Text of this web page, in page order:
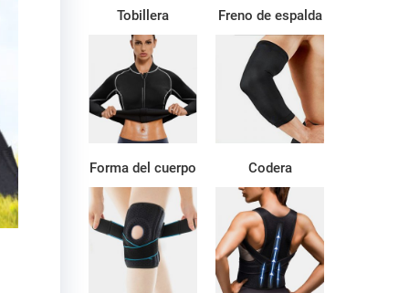
Tobillera Freno de espalda
Forma del cuerpo Codera